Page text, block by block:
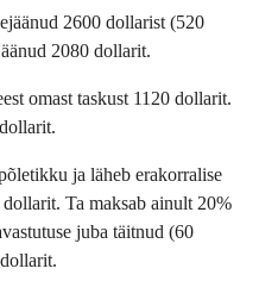
2600 dollarist (520
2080 dollarit.
omast taskust 1120 dollarit.
ja läheb erakorralise
Ta maksab ainult 20%
juba täitnud (60